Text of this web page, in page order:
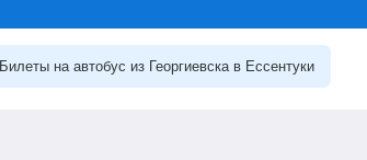
Билеты на автобус из Георгиевска в Ессентуки